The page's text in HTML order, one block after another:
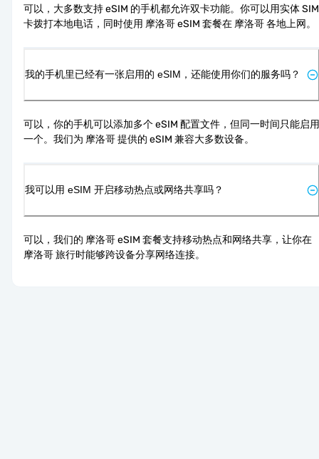
可以，大多数支持 eSIM 的手机都允许双卡功能。你可以用实体 SIM
卡拨打本地电话，同时使用 摩洛哥 eSIM 套餐在 摩洛哥 各地上网。
我的手机里已经有一张启用的 eSIM，还能使用你们的服务吗？
可以，你的手机可以添加多个 eSIM 配置文件，但同一时间只能启用
一个。我们为 摩洛哥 提供的 eSIM 兼容大多数设备。
我可以用 eSIM 开启移动热点或网络共享吗？
可以，我们的 摩洛哥 eSIM 套餐支持移动热点和网络共享，让你在
摩洛哥 旅行时能够跨设备分享网络连接。